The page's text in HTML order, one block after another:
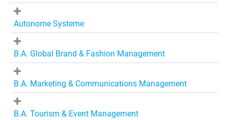
Autonome Systeme
B.A. Global Brand & Fashion Management
B.A. Marketing & Communications Management
B.A. Tourism & Event Management